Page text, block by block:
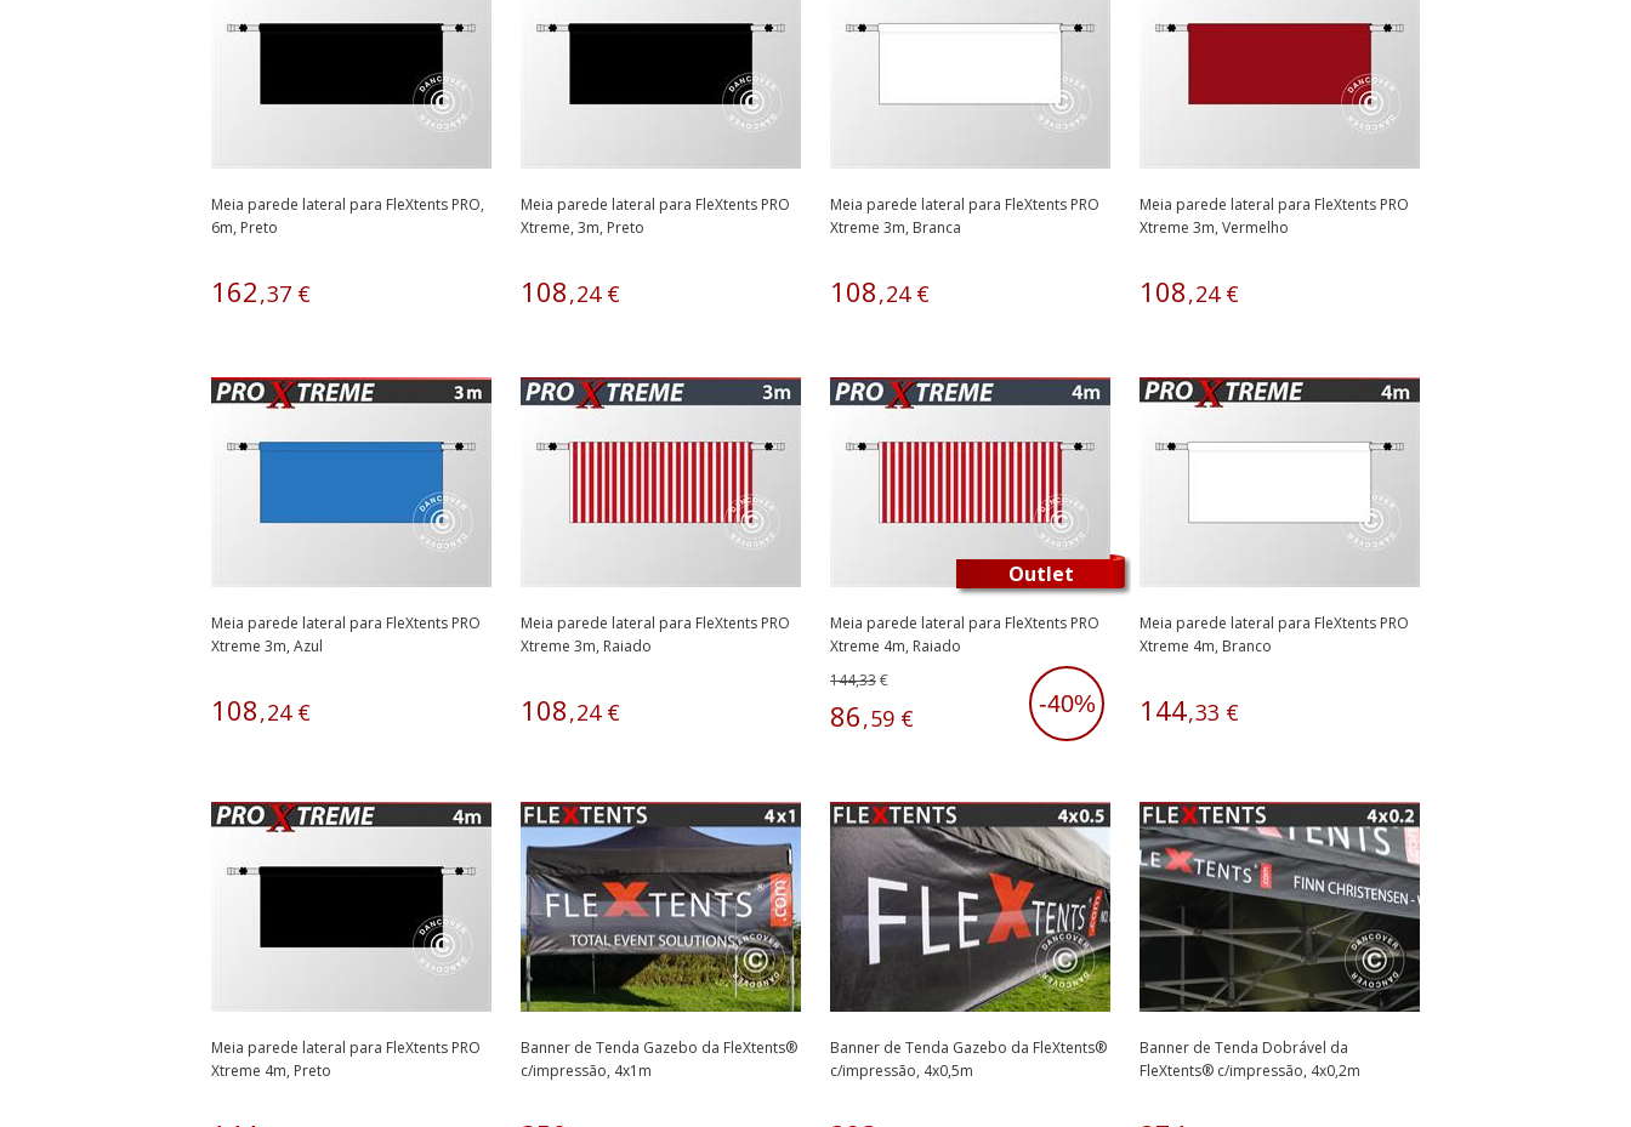
Meia parede lateral para FleXtents PRO,
6m, Preto
162,37 €
Meia parede lateral para FleXtents PRO
Xtreme, 3m, Preto
108,24€
Meia parede lateral para FleXtents PRO
Xtreme 3m, Branca
108,24€
Meia parede lateral para FleXtents PRO
Xtreme 3m, Vermelho
108,24€
Meia parede lateral para FleXtents PRO
Xtreme 3m, Azul
108,24€
Meia parede lateral para FleXtents PRO
Xtreme 3m, Raiado
108,24€
Meia parede lateral para FleXtents PRO
Xtreme 4m, Raiado
-40%
144,33€
86,59 €
Outlet
Meia parede lateral para FleXtents PRO
Xtreme 4m, Branco
144,33 €
Meia parede lateral para FleXtents PRO
Xtreme 4m, Preto
Banner de Tenda Gazebo da FleXtents®
c/impressão, 4x1m
Banner de Tenda Gazebo da FleXtents®
c/impressão, 4x0,5m
Banner de Tenda Dobrável da
FleXtents® c/impressão, 4x0,2m